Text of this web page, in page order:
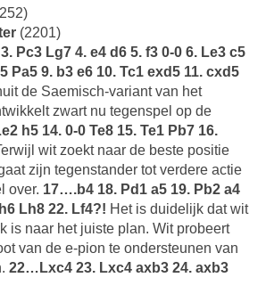
(2201)
Pc3 Lg7 4. e4 d6 5. f3 0-0 6. Le3 c5
Pa5 9. b3 e6 10. Tc1 exd5 11. cxd5
de Saemisch-variant van het
zwart nu tegenspel op de
h5 14. 0-0 Te8 15. Te1 Pb7 16.
wit zoekt naar de beste positie
zijn tegenstander tot verdere actie
over. 17….b4 18. Pd1 a5 19. Pb2 a4
Lh8 22. Lf4?! Het is duidelijk dat wit
is naar het juiste plan. Wit probeert
van de e-pion te ondersteunen van
22…Lxc4 23. Lxc4 axb3 24. axb3